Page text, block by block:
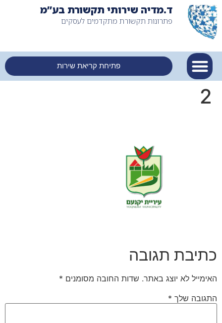
ד.מדיה שירותי תקשורת בע”מ
פתרונות תקשורת מתקדמים לעסקים
פתיחת קריאת שירות
2
כתיבת תגובה
האימייל לא יוצג באתר. שדות החובה מסומנים *
התגובה שלך *